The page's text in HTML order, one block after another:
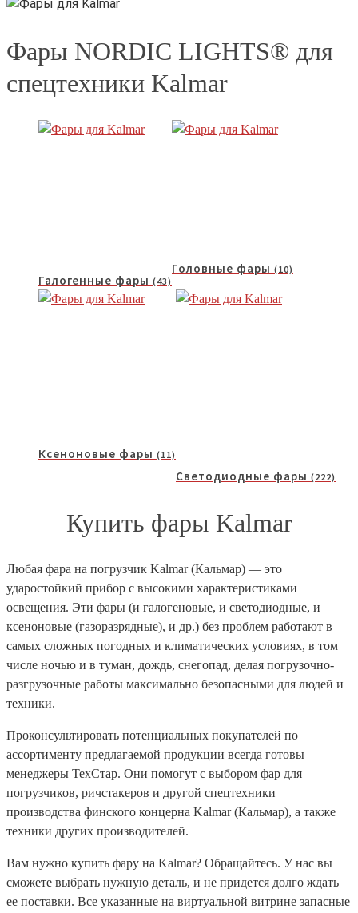
Фары NORDIC LIGHTS® для
спецтехники Kalmar
Галогенные фары (43)
Головные фары (10)
Ксеноновые фары (11)
Светодиодные фары (222)
Купить фары Kalmar
Любая фара на погрузчик Kalmar (Кальмар) — это
ударостойкий прибор с высокими характеристиками
освещения. Эти фары (и галогеновые, и светодиодные, и
ксеноновые (газоразрядные), и др.) без проблем работают в
самых сложных погодных и климатических условиях, в том
числе ночью и в туман, дождь, снегопад, делая погрузочно-
разгрузочные работы максимально безопасными для людей и
техники.
Проконсультировать потенциальных покупателей по
ассортименту предлагаемой продукции всегда готовы
менеджеры ТехСтар. Они помогут с выбором фар для
погрузчиков, ричстакеров и другой спецтехники
производства финского концерна Kalmar (Кальмар), а также
техники других производителей.
Вам нужно купить фару на Kalmar? Обращайтесь. У нас вы
сможете выбрать нужную деталь, и не придется долго ждать
ее поставки. Все указанные на виртуальной витрине запасные